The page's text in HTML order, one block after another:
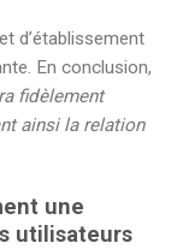
d’établissement
En conclusion,
fidèlement
ainsi la relation
une
utilisateurs